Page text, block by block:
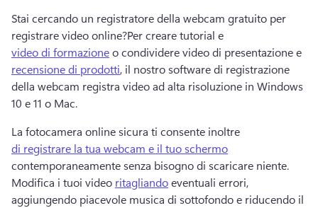
Stai cercando un registratore della webcam gratuito per
registrare video online?Per creare tutorial e
video di formazione o condividere video di presentazione e
recensione di prodotti, il nostro software di registrazione
della webcam registra video ad alta risoluzione in Windows
10 e 11 o Mac.
La fotocamera online sicura ti consente inoltre
di registrare la tua webcam e il tuo schermo
Modifica i tuoi video ritagliando eventuali errori,
aggiungendo piacevole musica di sottofondo e riducendo il